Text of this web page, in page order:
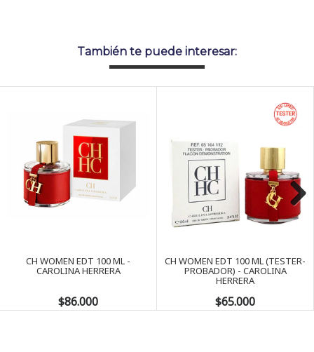
También te puede interesar:
CH WOMEN EDT 100 ML -
CAROLINA HERRERA
$86.000
CH WOMEN EDT 100 ML (TESTER-
PROBADOR) - CAROLINA
HERRERA
$65.000
Next